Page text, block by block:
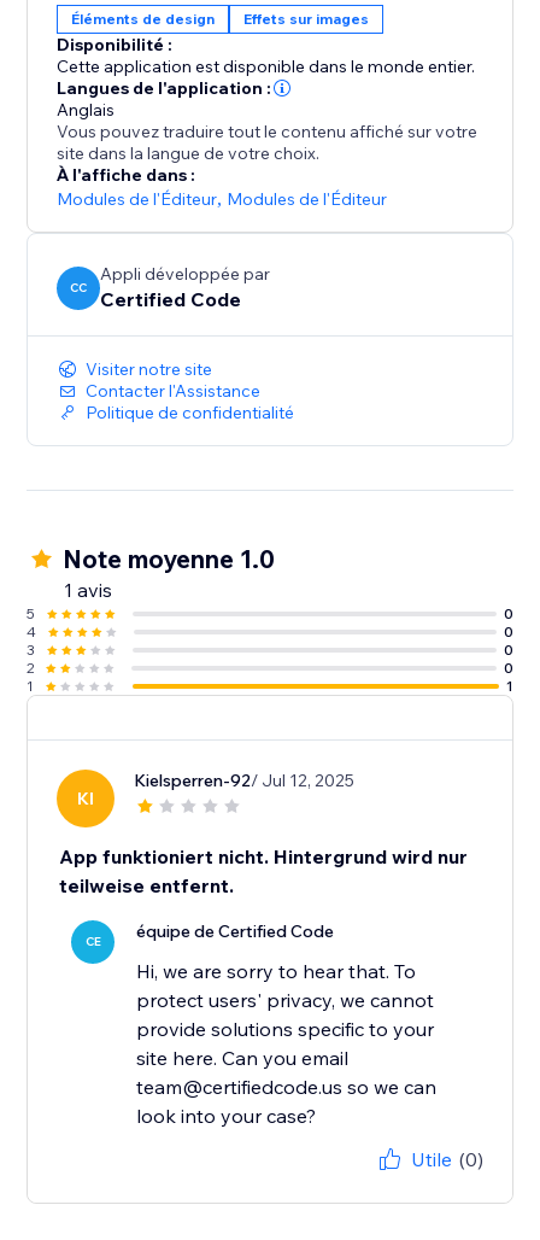
Éléments de design Effets sur images
Disponibilité :
Cette application est disponible dans le monde entier.
Langues de l'application :
Anglais
Vous pouvez traduire tout le contenu affiché sur votre
site dans la langue de votre choix.
À l'affiche dans :
Modules de l'Éditeur, Modules de l'Éditeur
CC
Appli développée par
Certified Code
Visiter notre site
Contacter l'Assistance
Politique de confidentialité
Note moyenne 1.0
1 avis
5
0
4
0
3
0
2
0
1
1
KI
Kielsperren-92/ Jul 12, 2025
App funktioniert nicht. Hintergrund wird nur
teilweise entfernt.
CE équipe de Certified Code
Hi, we are sorry to hear that. To
protect users' privacy, we cannot
provide solutions specific to your
site here. Can you email
team@certifiedcode.us so we can
look into your case?
Utile (0)